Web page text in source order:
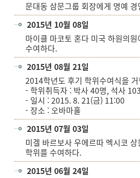
문대동 삼문그룹 회장에게 명예
2015년 10월 08일
마이클 마코토 혼다 미국 하원의
수여하다.
2015년 08월 21일
2014학년도 후기 학위수여식을
- 학위취득자 : 박사 40명, 석사
- 일시 : 2015. 8. 21(금) 11:00
- 장소 : 오바마홀
2015년 07월 03일
미겔 바르보사 우에르따 멕시코
학위를 수여하다.
2015년 06월 24일